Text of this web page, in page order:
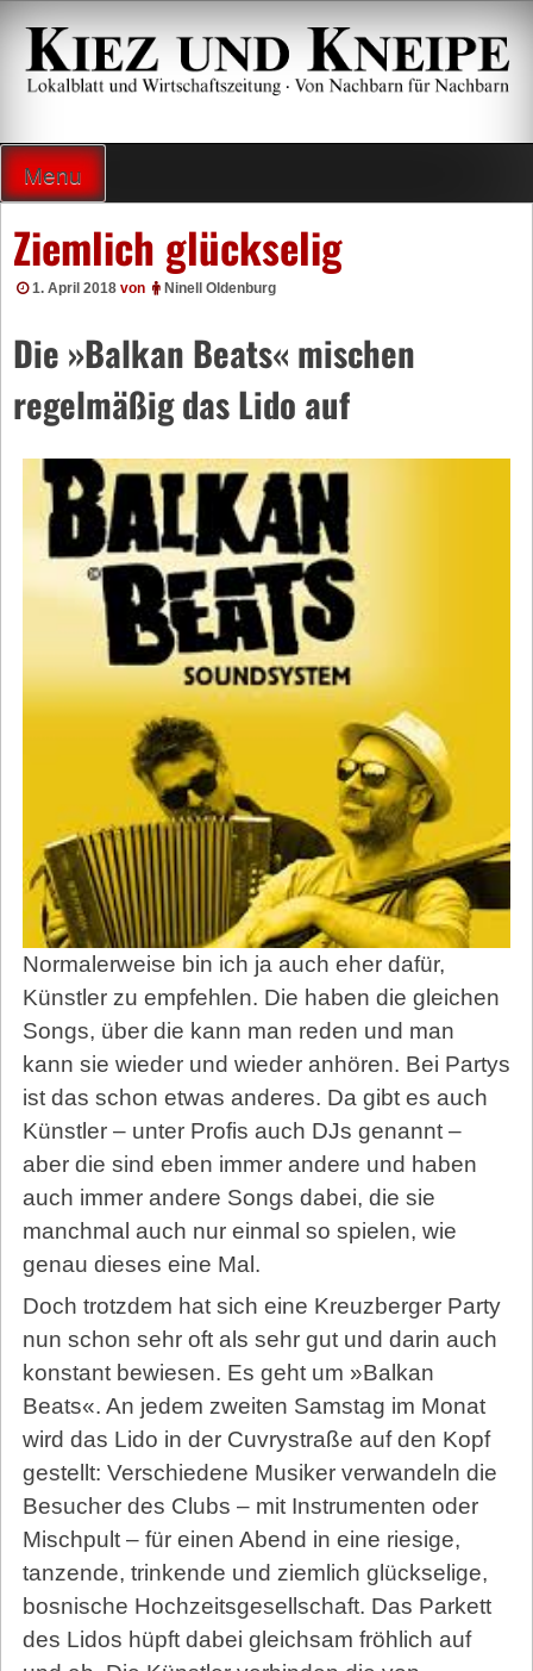
Zum
Inhalt
springen
Menu
Ziemlich glückselig
1. April 2018 von Ninell Oldenburg
Die »Balkan Beats« mischen
regelmäßig das Lido auf
Normalerweise bin ich ja auch eher dafür,
Künstler zu empfehlen. Die haben die gleichen
Songs, über die kann man reden und man
kann sie wieder und wieder anhören. Bei Partys
ist das schon etwas anderes. Da gibt es auch
Künstler – unter Profis auch DJs genannt –
aber die sind eben immer andere und haben
auch immer andere Songs dabei, die sie
manchmal auch nur einmal so spielen, wie
genau dieses eine Mal.
Doch trotzdem hat sich eine Kreuzberger Party
nun schon sehr oft als sehr gut und darin auch
konstant bewiesen. Es geht um »Balkan
Beats«. An jedem zweiten Samstag im Monat
wird das Lido in der Cuvrystraße auf den Kopf
gestellt: Verschiedene Musiker verwandeln die
Besucher des Clubs – mit Instrumenten oder
Mischpult – für einen Abend in eine riesige,
tanzende, trinkende und ziemlich glückselige,
bosnische Hochzeitsgesellschaft. Das Parkett
des Lidos hüpft dabei gleichsam fröhlich auf